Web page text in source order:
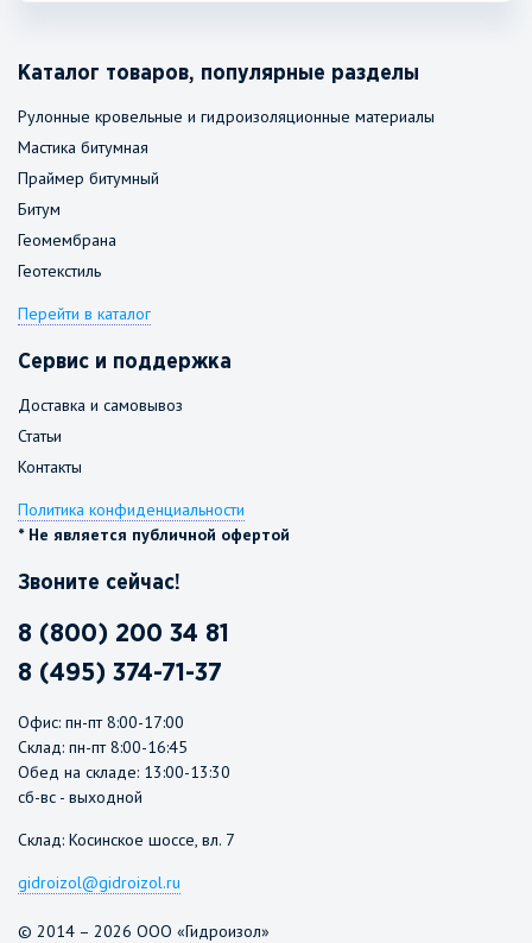
Каталог товаров, популярные разделы
Рулонные кровельные и гидроизоляционные материалы
Мастика битумная
Праймер битумный
Битум
Геомембрана
Геотекстиль
Перейти в каталог
Сервис и поддержка
Доставка и самовывоз
Статьи
Контакты
Политика конфиденциальности
* Не является публичной офертой
Звоните сейчас!
8 (800) 200 34 81
8 (495) 374-71-37
Офис: пн-пт 8:00-17:00
Склад: пн-пт 8:00-16:45
Обед на складе: 13:00-13:30
сб-вс - выходной
Склад: Косинское шоссе, вл. 7
gidroizol@gidroizol.ru
© 2014 – 2026 ООО «Гидроизол»